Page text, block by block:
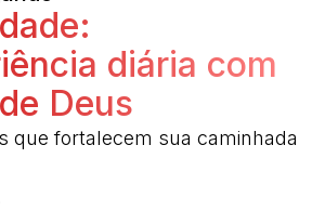
diária com
Deus
que fortalecem sua caminhada